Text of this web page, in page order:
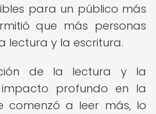
para un público más
que más personas
lectura y la escritura.
de la lectura y la
profundo en la
comenzó a leer más, lo